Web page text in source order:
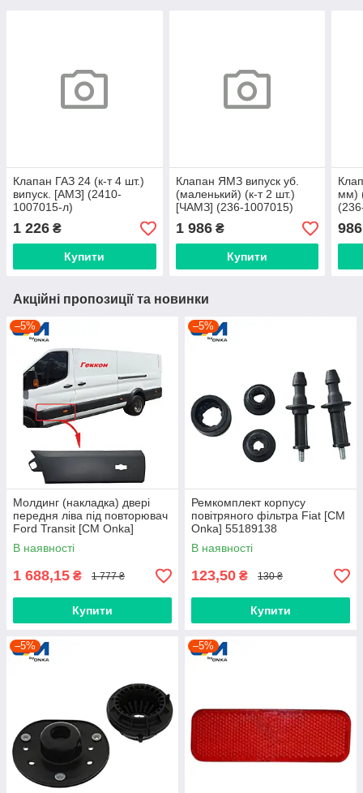
Клапан ГАЗ 24 (к-т 4 шт.)
випуск. [АМЗ] (2410-
1007015-л)
1 226 ₴
Купити
Клапан ЯМЗ випуск уб.
(маленький) (к-т 2 шт.)
[ЧАМЗ] (236-1007015)
1 986₴
Купити
мм)
986
Акційні пропозиції та новинки
–5%
Молдинг (накладка) двері
передня ліва під повторювач
Ford Transit [СМ Onka]
BK31V20781BJ5CND
В наявності
1 688,15 ₴ 1 777 ₴
Купити
–5%
Ремкомплект корпусу
повітряного фільтра Fiat [СМ
Onka] 55189138
В наявності
123,50 ₴ 130 ₴
Купити
–5% –5%